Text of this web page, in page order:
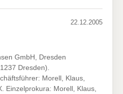
22.12.2005
GmbH, Dresden
Dresden).
Morell, Klaus,
Einzelprokura: Morell, Klaus,